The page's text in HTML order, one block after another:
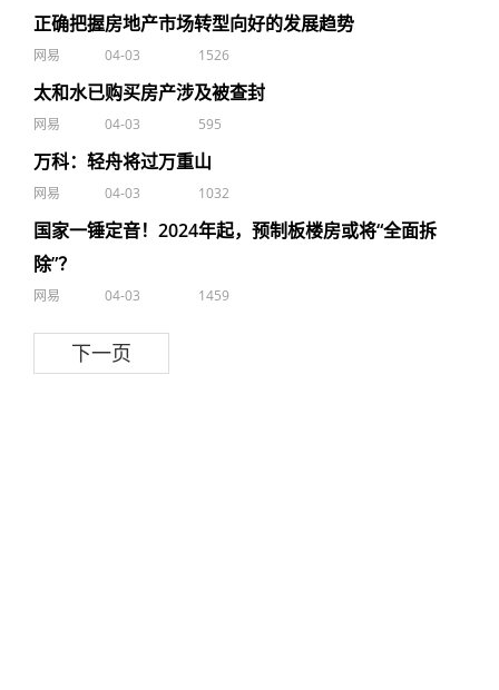
正确把握房地产市场转型向好的发展趋势
网易 04-03 1526
太和水已购买房产涉及被查封
网易 04-03 595
万科：轻舟将过万重山
网易 04-03 1032
国家一锤定音！2024年起，预制板楼房或将“全面拆
除”？
网易 04-03 1459
下一页